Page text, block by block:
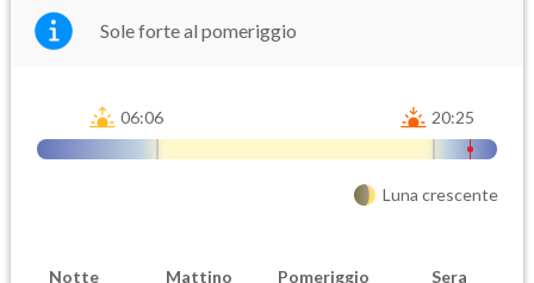
Sole forte al pomeriggio
06:06 20:25
Luna crescente
Notte Mattino Pomeriggio Sera